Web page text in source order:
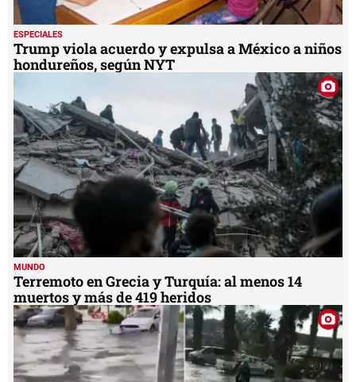
ESPECIALES
Trump viola acuerdo y expulsa a México a niños
hondureños, según NYT
MUNDO
Terremoto en Grecia y Turquía: al menos 14
muertos y más de 419 heridos